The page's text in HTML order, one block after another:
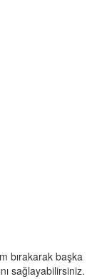
bırakarak başka
sağlayabilirsiniz.